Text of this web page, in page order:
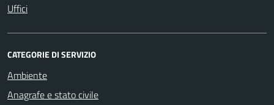
Uffici
CATEGORIE DI SERVIZIO
Ambiente
Anagrafe e stato civile